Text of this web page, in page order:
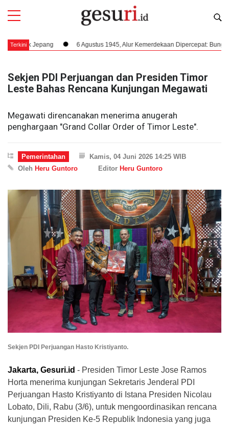
Terkini
Jepang 6 Agustus 1945, Alur Kemerdekaan Dipercepat: Bung Karno
Sekjen PDI Perjuangan dan Presiden Timor
Leste Bahas Rencana Kunjungan Megawati
Megawati direncanakan menerima anugerah
penghargaan "Grand Collar Order of Timor Leste".
Pemerintahan
Kamis, 04 Juni 2026 14:25 WIB
Oleh Heru Guntoro Editor Heru Guntoro
Sekjen PDI Perjuangan Hasto Kristiyanto.
Jakarta, Gesuri.id - Presiden Timor Leste Jose Ramos
Horta menerima kunjungan Sekretaris Jenderal PDI
Perjuangan Hasto Kristiyanto di Istana Presiden Nicolau
Lobato, Dili, Rabu (3/6), untuk mengoordinasikan rencana
kunjungan Presiden Ke-5 Republik Indonesia yang juga